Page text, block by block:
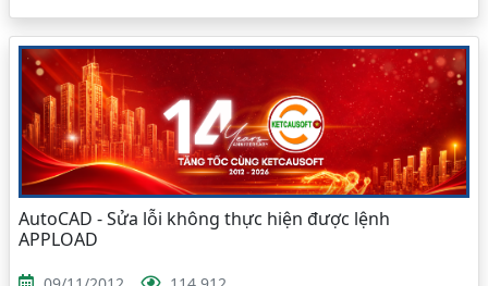
AutoCAD - Sửa lỗi không thực hiện được lệnh
APPLOAD